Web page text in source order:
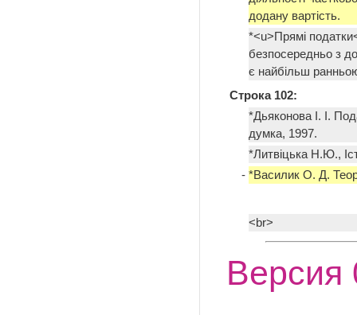
додану вартість.
*<u>Прямі
безпосередньо з
є найбільш
Строка 102:
*Дьяконова І. І.
думка, 1997.
*Литвіцька Н.Ю.,
- *Василик О. Д.
<br>
Версия